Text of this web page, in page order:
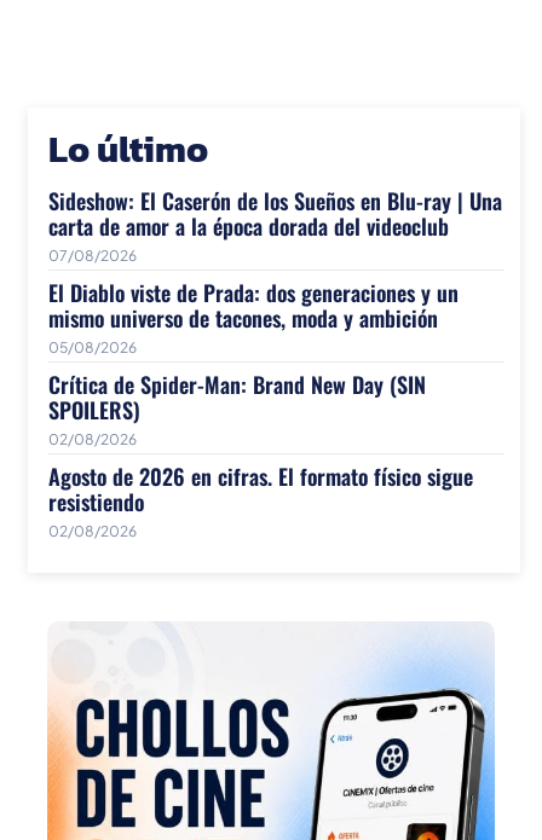
Lo último
Sideshow: El Caserón de los Sueños en Blu-ray | Una
carta de amor a la época dorada del videoclub
07/08/2026
El Diablo viste de Prada: dos generaciones y un
mismo universo de tacones, moda y ambición
05/08/2026
Crítica de Spider-Man: Brand New Day (SIN
SPOILERS)
02/08/2026
Agosto de 2026 en cifras. El formato físico sigue
resistiendo
02/08/2026